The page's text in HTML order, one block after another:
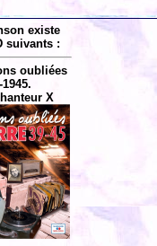
existe
suivants :
oubliées
1945.
X